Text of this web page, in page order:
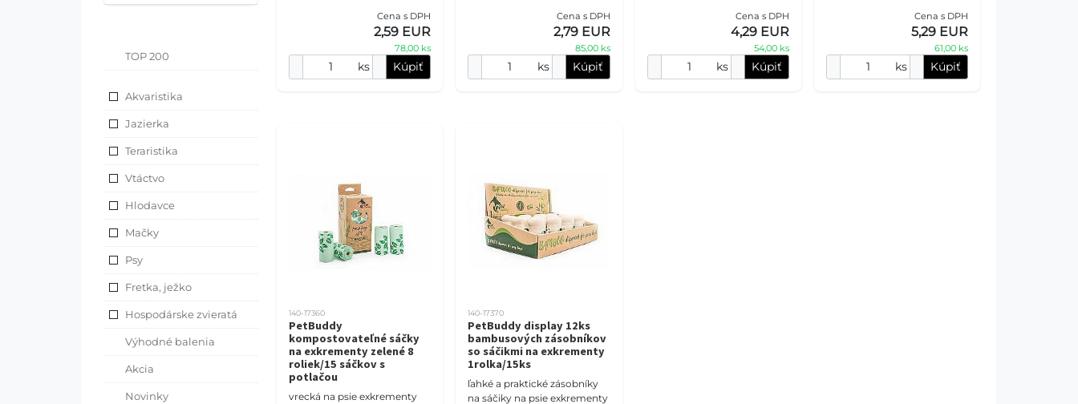
TOP 200
Akvaristika
Jazierka
Teraristika
Vtáctvo
Hlodavce
Mačky
Psy
Fretka, ježko
Hospodárske zvieratá
Výhodné balenia
Akcia
Novinky
Cena s DPH
2,59 EUR
78,00 ks
ks Kúpiť
rozložiteľný obal rozmer: 22
Cena s DPH
2,79 EUR
85,00 ks
ks Kúpiť
stopy biologicky rozložiteľný
obal rozmer: 22,5 x 33 cm
Cena s DPH
4,29 EUR
54,00 ks
ks Kúpiť
rozložiteľný obal rozmer: 22
Cena s DPH
5,29 EUR
61,00 ks
ks Kúpiť
140-17360
PetBuddy
kompostovateľné sáčky
na exkrementy zelené 8
roliek/15 sáčkov s
potlačou
vrecká na psie exkrementy
140-17370
PetBuddy display 12ks
bambusových zásobníkov
so sáčikmi na exkrementy
1rolka/15ks
ľahké a praktické zásobníky
na sáčiky na psie exkrementy